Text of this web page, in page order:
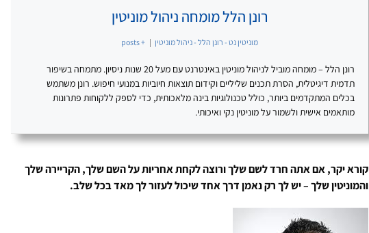
רונן הלל מומחה ניהול מוניטין
מוניטין נט - רונן הלל - ניהול מוניטין |
+ posts
רונן הלל – מומחה מוביל לניהול מוניטין באינטרנט עם מעל 20 שנות ניסיון. מתמחה בשיפור
תדמית דיגיטלית, הסרת תכנים שליליים וקידום תוצאות חיוביות במנועי חיפוש. רונן משתמש
בכלים המתקדמים ביותר, כולל טכנולוגיות בינה מלאכותית, כדי לספק ללקוחות פתרונות
מותאמים אישית ולשמור על מוניטין נקי ואיכותי.
קורא יקר, אם אתה חרד לשם שלך ורוצה לקחת אחריות על השם שלך, הקריירה שלך
והמוניטין שלך – יש לך רק נאמן דרך אחד שיכול לעזור לך מאד בכל שלב.